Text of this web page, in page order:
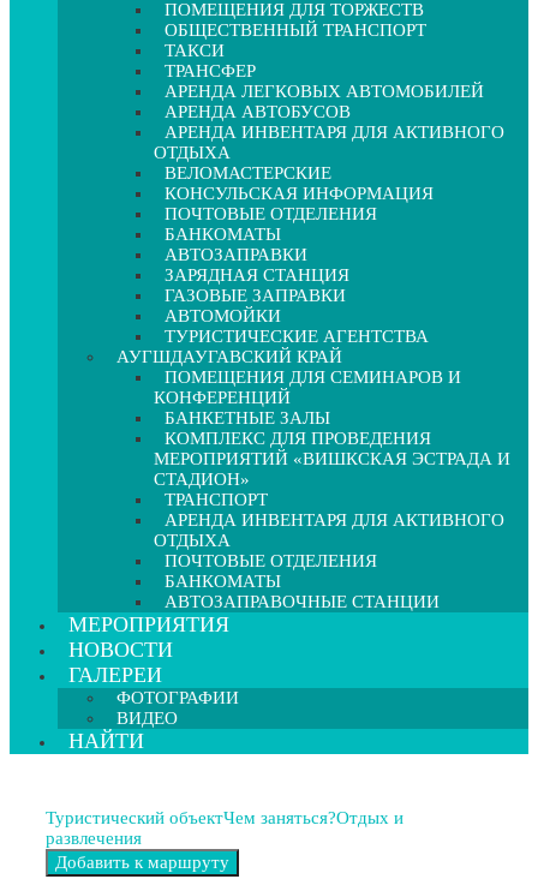
ПОМЕЩЕНИЯ ДЛЯ ТОРЖЕСТВ
ОБЩЕСТВЕННЫЙ ТРАНСПОРТ
ТАКСИ
ТРАНСФЕР
АРЕНДА ЛЕГКОВЫХ АВТОМОБИЛЕЙ
АРЕНДА АВТОБУСОВ
АРЕНДА ИНВЕНТАРЯ ДЛЯ АКТИВНОГО
ОТДЫХА
ВЕЛОМАСТЕРСКИЕ
КОНСУЛЬСКАЯ ИНФОРМАЦИЯ
ПОЧТОВЫЕ ОТДЕЛЕНИЯ
БАНКОМАТЫ
АВТОЗАПРАВКИ
ЗАРЯДНАЯ СТАНЦИЯ
ГАЗОВЫЕ ЗАПРАВКИ
АВТОМОЙКИ
ТУРИСТИЧЕСКИЕ АГЕНТСТВА
АУГШДАУГАВСКИЙ КРАЙ
ПОМЕЩЕНИЯ ДЛЯ СЕМИНАРОВ И
КОНФЕРЕНЦИЙ
БАНКЕТНЫЕ ЗАЛЫ
КОМПЛЕКС ДЛЯ ПРОВЕДЕНИЯ
МЕРОПРИЯТИЙ «ВИШКСКАЯ ЭСТРАДА И
СТАДИОН»
ТРАНСПОРТ
АРЕНДА ИНВЕНТАРЯ ДЛЯ АКТИВНОГО
ОТДЫХА
ПОЧТОВЫЕ ОТДЕЛЕНИЯ
БАНКОМАТЫ
АВТОЗАПРАВОЧНЫЕ СТАНЦИИ
МЕРОПРИЯТИЯ
НОВОСТИ
ГАЛЕРЕИ
ФОТОГРАФИИ
ВИДЕО
НАЙТИ
Туристический объектЧем заняться?Отдых и
развлечения